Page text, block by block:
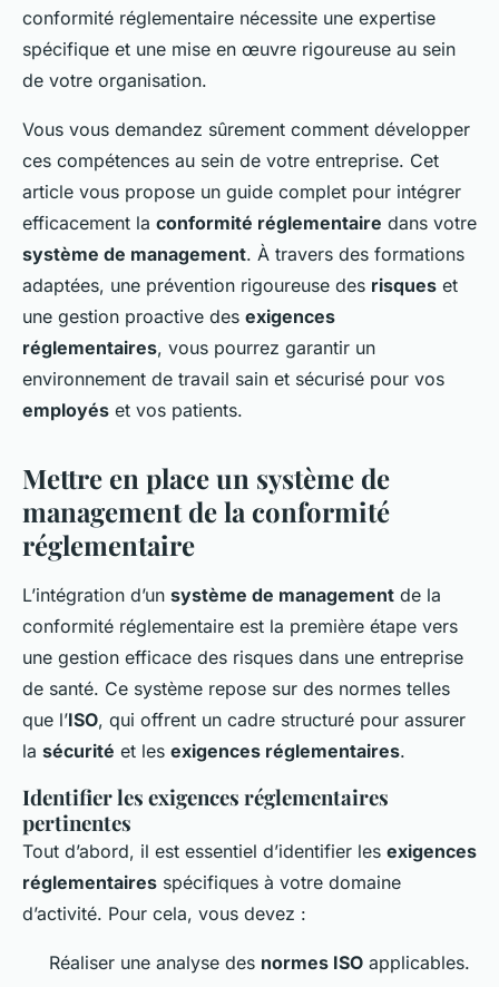
conformité réglementaire nécessite une expertise
spécifique et une mise en œuvre rigoureuse au sein
de votre organisation.
Vous vous demandez sûrement comment développer
ces compétences au sein de votre entreprise. Cet
article vous propose un guide complet pour intégrer
efficacement la conformité réglementaire dans votre
système de management. À travers des formations
adaptées, une prévention rigoureuse des risques et
une gestion proactive des exigences
réglementaires, vous pourrez garantir un
environnement de travail sain et sécurisé pour vos
employés et vos patients.
Mettre en place un système de
management de la conformité
réglementaire
L’intégration d’un système de management de la
conformité réglementaire est la première étape vers
une gestion efficace des risques dans une entreprise
de santé. Ce système repose sur des normes telles
que l’ISO, qui offrent un cadre structuré pour assurer
la sécurité et les exigences réglementaires.
Identifier les exigences réglementaires
pertinentes
Tout d’abord, il est essentiel d’identifier les exigences
réglementaires spécifiques à votre domaine
d’activité. Pour cela, vous devez :
Réaliser une analyse des normes ISO applicables.